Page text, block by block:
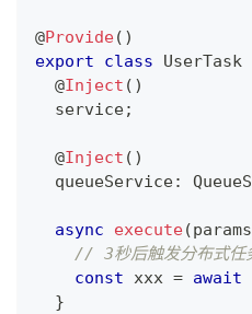
@Provide( )
export
class UserTask
@Inject ( )
  service
;
@Inject ( )
  queueService
:
async execute(params
// 3秒后触发分布式任
const xxx = await
}